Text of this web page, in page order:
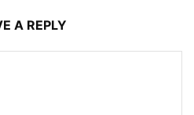
A REPLY